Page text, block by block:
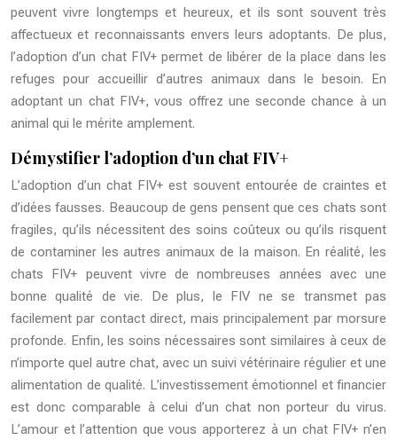
peuvent vivre longtemps et heureux, et ils sont souvent très
affectueux et reconnaissants envers leurs adoptants. De plus,
l’adoption d’un chat FIV+ permet de libérer de la place dans les
refuges pour accueillir d’autres animaux dans le besoin. En
adoptant un chat FIV+, vous offrez une seconde chance à un
animal qui le mérite amplement.
Démystifier l’adoption d’un chat FIV+
L’adoption d’un chat FIV+ est souvent entourée de craintes et
d’idées fausses. Beaucoup de gens pensent que ces chats sont
fragiles, qu’ils nécessitent des soins coûteux ou qu’ils risquent
de contaminer les autres animaux de la maison. En réalité, les
chats FIV+ peuvent vivre de nombreuses années avec une
bonne qualité de vie. De plus, le FIV ne se transmet pas
facilement par contact direct, mais principalement par morsure
profonde. Enfin, les soins nécessaires sont similaires à ceux de
n’importe quel autre chat, avec un suivi vétérinaire régulier et une
alimentation de qualité. L’investissement émotionnel et financier
est donc comparable à celui d’un chat non porteur du virus.
L’amour et l’attention que vous apporterez à un chat FIV+ n’en